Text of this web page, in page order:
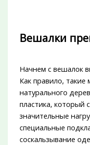
Вешалки
Начнем с вешалок
Как правило, такие
натурального
пластика, который
значительные
специальные
соскальзывание